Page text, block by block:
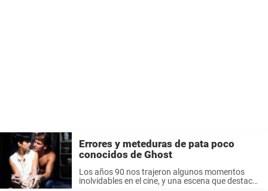
Errores y meteduras de pata poco
conocidos de Ghost
Los años 90 nos trajeron algunos momentos
inolvidables en el cine, y una escena que destaca